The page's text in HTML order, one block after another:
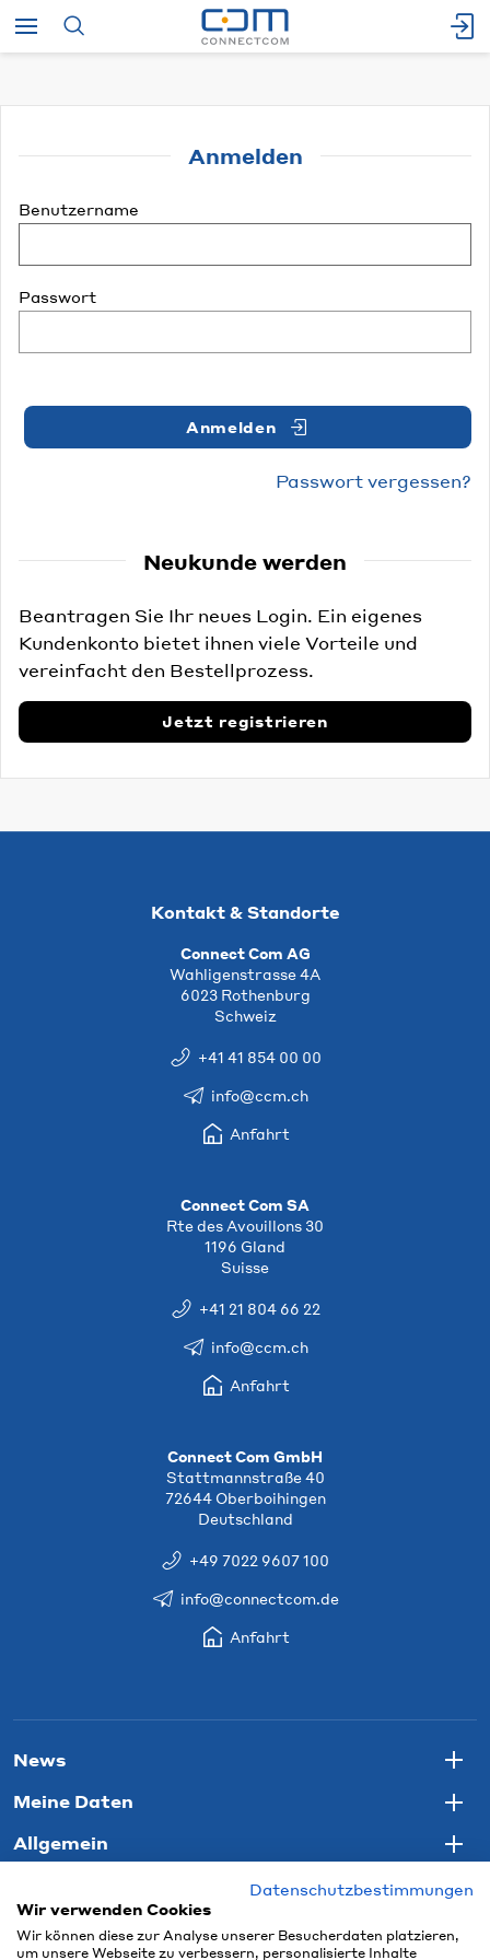
Anmelden
Benutzername
Passwort
Anmelden
Passwort vergessen?
Neukunde werden
Beantragen Sie Ihr neues Login. Ein eigenes
Kundenkonto bietet ihnen viele Vorteile und
vereinfacht den Bestellprozess.
Jetzt registrieren
Kontakt & Standorte
Connect Com AG
Wahligenstrasse 4A
6023 Rothenburg
Schweiz
+41 41 854 00 00
info@ccm.ch
Anfahrt
Connect Com SA
Rte des Avouillons 30
1196 Gland
Suisse
+41 21 804 66 22
info@ccm.ch
Anfahrt
Connect Com GmbH
Stattmannstraße 40
72644 Oberboihingen
Deutschland
+49 7022 9607 100
info@connectcom.de
Anfahrt
News
Meine Daten
Allgemein
Datenschutzbestimmungen
Wir verwenden Cookies
Wir können diese zur Analyse unserer Besucherdaten platzieren,
um unsere Webseite zu verbessern, personalisierte Inhalte